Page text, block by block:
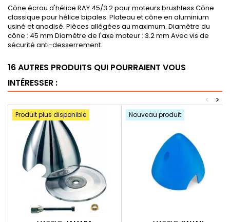
Cône écrou d'hélice RAY 45/3.2 pour moteurs brushless Cône
classique pour hélice bipales. Plateau et cône en aluminium
usiné et anodisé. Pièces allégées au maximum. Diamètre du
cône : 45 mm Diamètre de l'axe moteur : 3.2 mm Avec vis de
sécurité anti-desserrement.
16 AUTRES PRODUITS QUI POURRAIENT VOUS
INTÉRESSER :
>
<
Produit plus disponible Nouveau produit